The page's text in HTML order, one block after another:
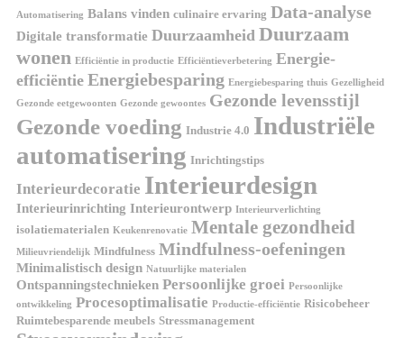
Automatisering Balans vinden culinaire ervaring Data-analyse
Digitale transformatie Duurzaamheid Duurzaam
wonen Efficiëntie in productie Efficiëntieverbetering Energie-
efficiëntie Energiebesparing Energiebesparing thuis Gezelligheid
Gezonde eetgewoonten Gezonde gewoontes Gezonde levensstijl
Gezonde voeding Industrie 4.0 Industriële
automatisering Inrichtingstips
Interieurdecoratie Interieurdesign
Interieurinrichting Interieurontwerp Interieurverlichting
isolatiematerialen Keukenrenovatie Mentale gezondheid
Milieuvriendelijk Mindfulness Mindfulness-oefeningen
Minimalistisch design Natuurlijke materialen
Ontspanningstechnieken Persoonlijke groei Persoonlijke
ontwikkeling Procesoptimalisatie Productie-efficiëntie Risicobeheer
Ruimtebesparende meubels Stressmanagement